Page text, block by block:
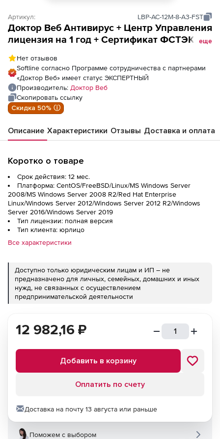
Артикул: LBP-AC-12M-8-A3-FST
Доктор Веб Антивирус + Центр Управления
лицензия на 1 год + Сертификат ФСТЭК на
еще
Нет отзывов
Softline согласно Программе сотрудничества с партнерами
«Доктор Веб» имеет статус ЭКСПЕРТНЫЙ
Производитель: Доктор Веб
Скопировать ссылку
Скидка 50% ⓘ
Описание Характеристики Отзывы Доставка и оплата
Коротко о товаре
Срок действия: 12 мес.
Платформа: CentOS/FreeBSD/Linux/MS Windows Server
2008/MS Windows Server 2008 R2/Red Hat Enterprise
Linux/Windows Server 2012/Windows Server 2012 R2/Windows
Server 2016/Windows Server 2019
Тип лицензии: полная версия
Тип клиента: юрлицо
Все характеристики
Доступно только юридическим лицам и ИП – не
предназначено для личных, семейных, домашних и иных
нужд, не связанных с осуществлением
предпринимательской деятельности
12 982,16 ₽
Добавить в корзину
Оплатить по счету
Доставка на почту 13 августа или раньше
Поможем с выбором